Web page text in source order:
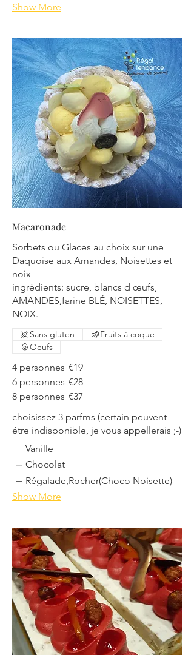
Show More
Macaronade
Sorbets ou Glaces au choix sur une
Daquoise aux Amandes, Noisettes et
noix
ingrédients: sucre, blancs d œufs,
AMANDES,farine BLÉ, NOISETTES,
NOIX.
4 personnes €19
6 personnes €28
8 personnes €37
Sans gluten
Fruits à coque
Oeufs
choisissez 3 parfms (certain peuvent
étre indisponible, je vous appellerais ;-)
Vanille
Chocolat
Régalade,Rocher(Choco Noisette)
Show More